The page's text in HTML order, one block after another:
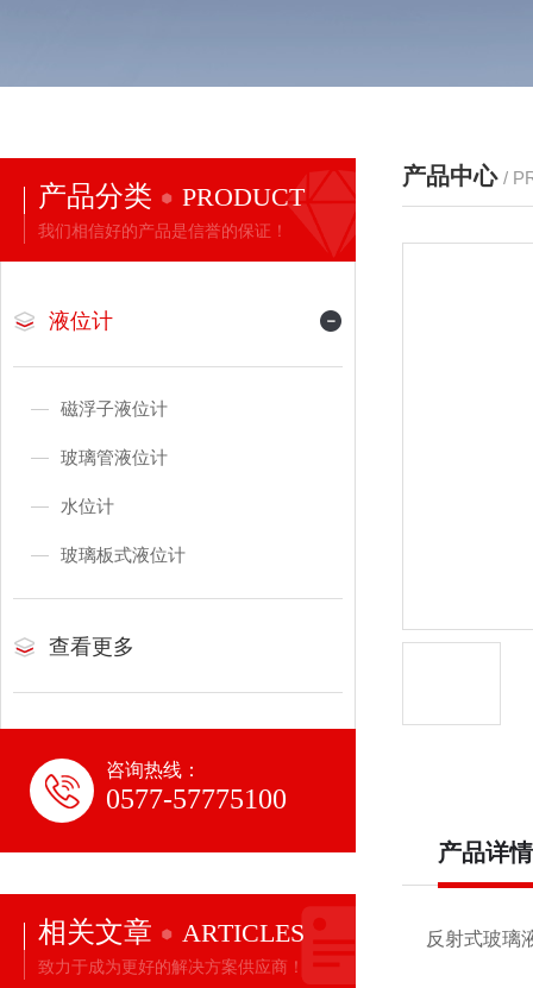
产品分类 PRODUCT
我们相信好的产品是信誉的保证！
液位计
磁浮子液位计
玻璃管液位计
水位计
玻璃板式液位计
查看更多
咨询热线：
0577-57775100
相关文章 ARTICLES
致力于成为更好的解决方案供应商！
产品中心 /
产品详情
反射式玻璃